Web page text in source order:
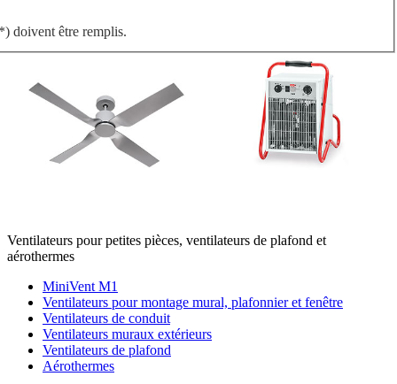
Ventilateurs pour petites pièces, ventilateurs de plafond et
aérothermes
MiniVent M1
Ventilateurs pour montage mural, plafonnier et fenêtre
Ventilateurs de conduit
Ventilateurs muraux extérieurs
Ventilateurs de plafond
Aérothermes
doivent être remplis.